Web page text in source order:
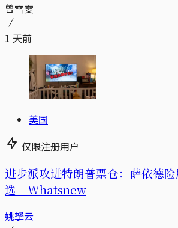
曾雪雯
1 天前
美国
仅限注册用户
进步派攻进特朗普票仓：萨依德
选｜Whatsnew
姚拏云